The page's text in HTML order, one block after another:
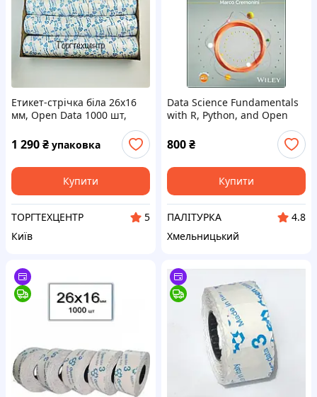
Етикет-стрічка біла 26х16
мм, Open Data 1000 шт,
1 290₴ упаковка
Купити
ТОРГТЕХЦЕНТР
5
Київ
Data Science Fundamentals
with R, Python, and Open
800₴
Купити
ПАЛІТУРКА
4.8
Хмельницький